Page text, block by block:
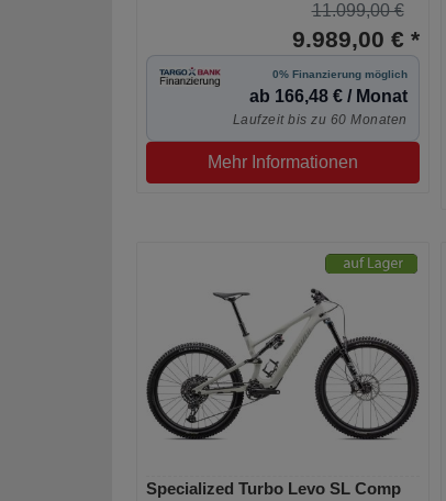
11.099,00 €
9.989,00 € *
0% Finanzierung möglich
ab 166,48 € / Monat
Laufzeit bis zu 60 Monaten
Mehr Informationen
Specialized Turbo Levo SL Comp